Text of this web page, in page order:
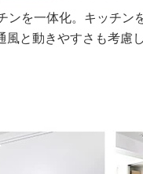
を一体化。キッチン
と動きやすさも考慮